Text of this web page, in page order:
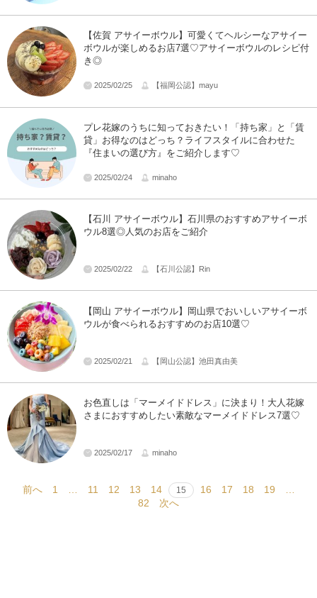
【佐賀 アサイーボウル】可愛くてヘルシーなアサイー
ボウルが楽しめるお店7選♡アサイーボウルのレシピ付
き◎
2025/02/25 【福岡公認】mayu
プレ花嫁のうちに知っておきたい！「持ち家」と「賃
貸」お得なのはどっち？ライフスタイルに合わせた
『住まいの選び方』をご紹介します♡
2025/02/24 minaho
【石川 アサイーボウル】石川県のおすすめアサイーボ
ウル8選◎人気のお店をご紹介
2025/02/22 【石川公認】Rin
【岡山 アサイーボウル】岡山県でおいしいアサイーボ
ウルが食べられるおすすめのお店10選♡
2025/02/21 【岡山公認】池田真由美
お色直しは「マーメイドドレス」に決まり！大人花嫁
さまにおすすめしたい素敵なマーメイドドレス7選♡
2025/02/17 minaho
前へ 1 … 11 12 13 14 15 16 17 18 19
…
82
次へ